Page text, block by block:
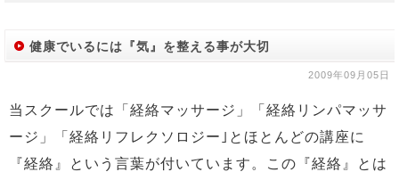
健康でいるには『気』を整える事が大切
2009年09月05日
当スクールでは「経絡マッサージ」「経絡リンパマッサ
ージ」「経絡リフレクソロジー｣とほとんどの講座に
『経絡』という言葉が付いています。この『経絡』とは